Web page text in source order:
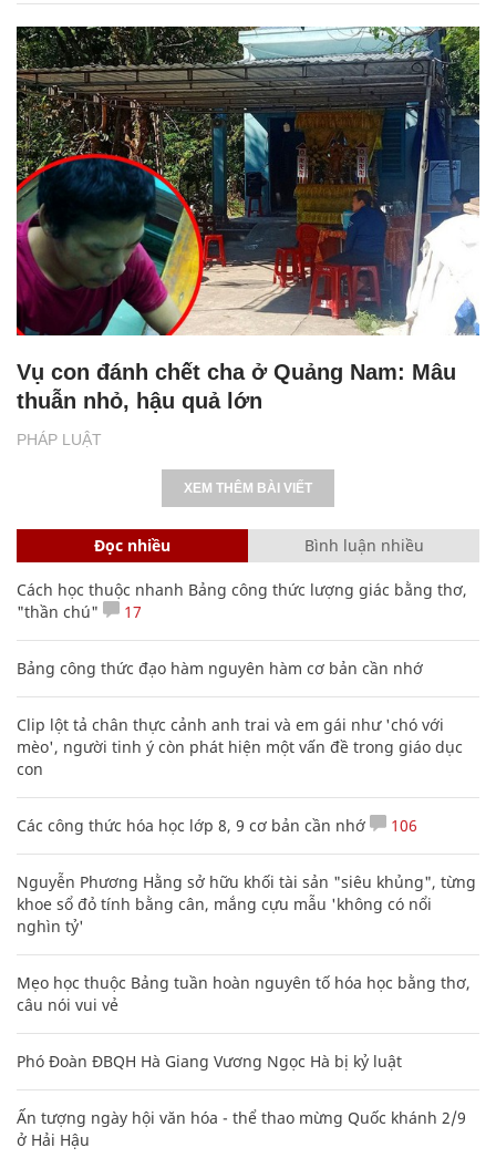
PHÁP LUẬT
Vụ con đánh chết cha ở Quảng Nam: Mâu
thuẫn nhỏ, hậu quả lớn
XEM THÊM BÀI VIẾT
Đọc nhiều Bình luận nhiều
Cách học thuộc nhanh Bảng công thức lượng giác bằng thơ,
"thần chú"
17
Bảng công thức đạo hàm nguyên hàm cơ bản cần nhớ
Clip lột tả chân thực cảnh anh trai và em gái như 'chó với
mèo', người tinh ý còn phát hiện một vấn đề trong giáo dục
con
Các công thức hóa học lớp 8, 9 cơ bản cần nhớ 106
Nguyễn Phương Hằng sở hữu khối tài sản "siêu khủng", từng
khoe sổ đỏ tính bằng cân, mắng cựu mẫu 'không có nổi
nghìn tỷ'
Mẹo học thuộc Bảng tuần hoàn nguyên tố hóa học bằng thơ,
câu nói vui vẻ
Phó Đoàn ĐBQH Hà Giang Vương Ngọc Hà bị kỷ luật
Ấn tượng ngày hội văn hóa - thể thao mừng Quốc khánh 2/9
ở Hải Hậu